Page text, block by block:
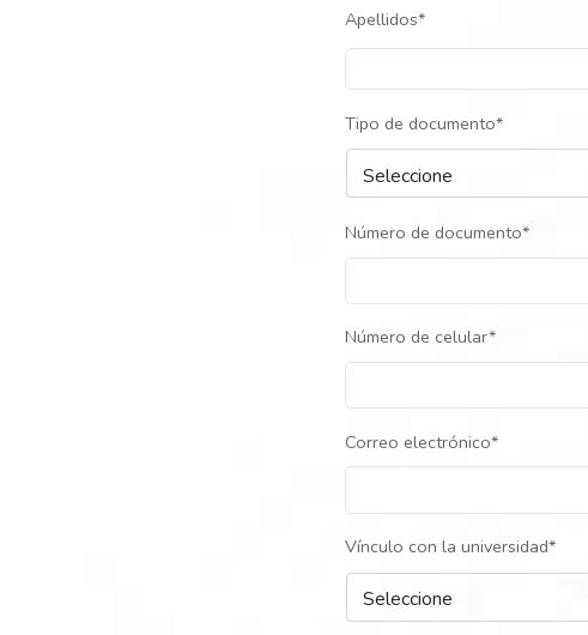
Apellidos*
Tipo de documento*
Número de documento*
Número de celular*
Correo electrónico*
Vínculo con la universidad*